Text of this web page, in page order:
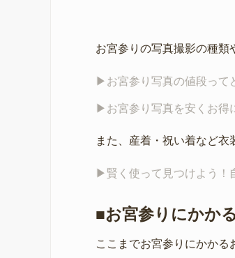
お宮参りの写真撮影の種類
▶︎お宮参り写真の値段って
▶︎お宮参り写真を安くお得
また、産着・祝い着など衣
▶︎賢く使って見つけよう！
■お宮参りにかか
ここまでお宮参りにかか